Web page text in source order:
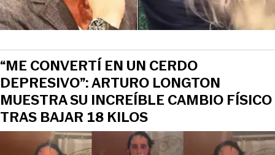
“ME CONVERTÍ EN UN CERDO
DEPRESIVO”: ARTURO LONGTON
MUESTRA SU INCREÍBLE CAMBIO FÍSICO
TRAS BAJAR 18 KILOS